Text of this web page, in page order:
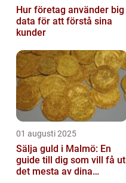
Hur företag använder big
data för att förstå sina
kunder
01 augusti 2025
Sälja guld i Malmö: En
guide till dig som vill få ut
det mesta av dina